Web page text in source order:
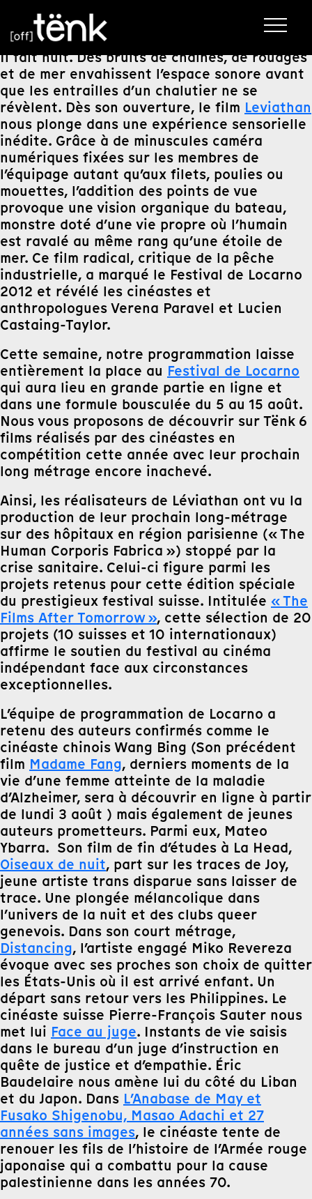
Il fait nuit. Des bruits de chaînes, de rouages
et de mer envahissent l’espace sonore avant
que les entrailles d’un chalutier ne se
révèlent. Dès son ouverture, le film Leviathan
nous plonge dans une expérience sensorielle
inédite. Grâce à de minuscules caméra
numériques fixées sur les membres de
l’équipage autant qu’aux filets, poulies ou
mouettes, l’addition des points de vue
provoque une vision organique du bateau,
monstre doté d’une vie propre où l’humain
est ravalé au même rang qu’une étoile de
mer. Ce film radical, critique de la pêche
industrielle, a marqué le Festival de Locarno
2012 et révélé les cinéastes et
anthropologues Verena Paravel et Lucien
Castaing-Taylor.
Cette semaine, notre programmation laisse
entièrement la place au Festival de Locarno
qui aura lieu en grande partie en ligne et
dans une formule bousculée du 5 au 15 août.
Nous vous proposons de découvrir sur Tënk 6
films réalisés par des cinéastes en
compétition cette année avec leur prochain
long métrage encore inachevé.
Ainsi, les réalisateurs de Léviathan ont vu la
production de leur prochain long-métrage
sur des hôpitaux en région parisienne (« The
Human Corporis Fabrica ») stoppé par la
crise sanitaire. Celui-ci figure parmi les
projets retenus pour cette édition spéciale
du prestigieux festival suisse. Intitulée « The
Films After Tomorrow », cette sélection de 20
projets (10 suisses et 10 internationaux)
affirme le soutien du festival au cinéma
indépendant face aux circonstances
exceptionnelles.
L’équipe de programmation de Locarno a
retenu des auteurs confirmés comme le
cinéaste chinois Wang Bing (Son précédent
film Madame Fang, derniers moments de la
vie d’une femme atteinte de la maladie
d’Alzheimer, sera à découvrir en ligne à partir
de lundi 3 août ) mais également de jeunes
auteurs prometteurs. Parmi eux, Mateo
Ybarra. Son film de fin d’études à La Head,
Oiseaux de nuit, part sur les traces de Joy,
jeune artiste trans disparue sans laisser de
trace. Une plongée mélancolique dans
l’univers de la nuit et des clubs queer
genevois. Dans son court métrage,
Distancing, l’artiste engagé Miko Revereza
évoque avec ses proches son choix de quitter
les États-Unis où il est arrivé enfant. Un
départ sans retour vers les Philippines. Le
cinéaste suisse Pierre-François Sauter nous
met lui Face au juge. Instants de vie saisis
dans le bureau d’un juge d’instruction en
quête de justice et d’empathie. Éric
Baudelaire nous amène lui du côté du Liban
et du Japon. Dans L’Anabase de May et
Fusako Shigenobu, Masao Adachi et 27
années sans images, le cinéaste tente de
renouer les fils de l’histoire de l’Armée rouge
japonaise qui a combattu pour la cause
palestinienne dans les années 70.